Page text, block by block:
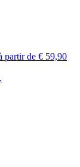
partir de € 59,90